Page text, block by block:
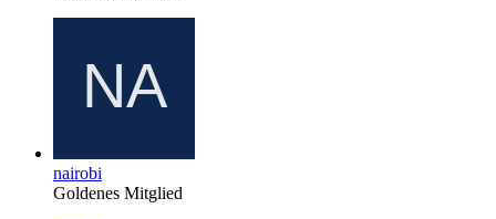
nairobi
Goldenes Mitglied